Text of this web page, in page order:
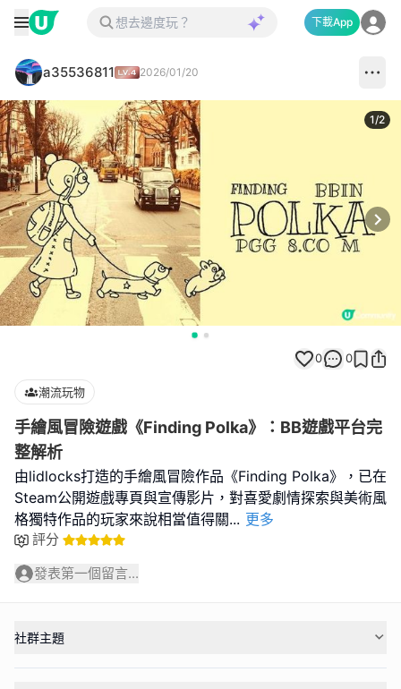
下載App
a35536811 2026/01/20
1/2
0 0
潮流玩物
手繪風冒險遊戲《Finding Polka》：BB遊戲平台完
整解析
由lidlocks打造的手繪風冒險作品《Finding Polka》，已在
Steam公開遊戲專頁與宣傳影片，對喜愛劇情探索與美術風
格獨特作品的玩家來說相當值得關... 更多
評分
發表第一個留言...
社群主題